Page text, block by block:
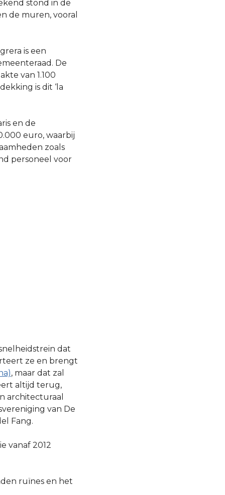
stond in de
de muren, vooral
is een
De
van 1.100
is dit ‘la
en de
euro, waarbij
zoals
personeel voor
dat
ze en brengt
, maar dat zal
altijd terug,
architecturaal
van De
Fang.
vanaf 2012
ruïnes en het